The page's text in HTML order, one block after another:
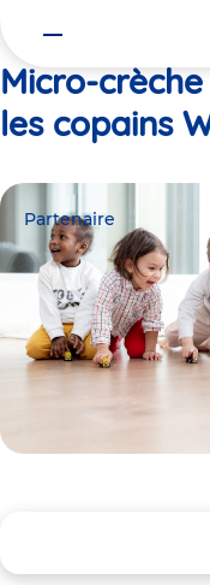
Micro-
les copains
Partenaire